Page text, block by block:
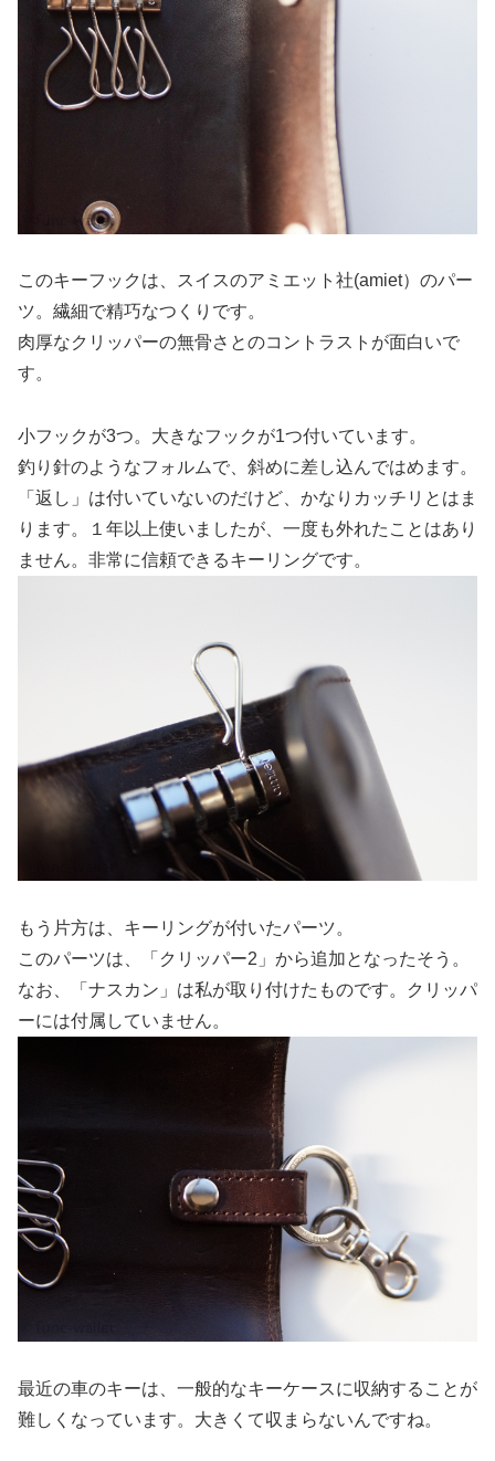
このキーフックは、スイスのアミエット社(amiet）のパー
ツ。繊細で精巧なつくりです。
肉厚なクリッパーの無骨さとのコントラストが面白いで
す。
小フックが3つ。大きなフックが1つ付いています。
釣り針のようなフォルムで、斜めに差し込んではめます。
「返し」は付いていないのだけど、かなりカッチリとはま
ります。１年以上使いましたが、一度も外れたことはあり
ません。非常に信頼できるキーリングです。
もう片方は、キーリングが付いたパーツ。
このパーツは、「クリッパー2」から追加となったそう。
なお、「ナスカン」は私が取り付けたものです。クリッパ
ーには付属していません。
最近の車のキーは、一般的なキーケースに収納することが
難しくなっています。大きくて収まらないんですね。